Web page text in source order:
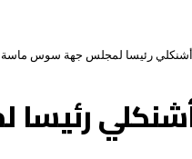
أشنكلي رئيسا لمجلس جهة سوس ماسة
أشنكلي